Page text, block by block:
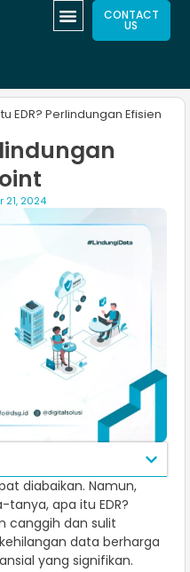
CONTACT
US
EDR? Perlindungan Efisien
21, 2024
diabaikan. Namun,
apa itu EDR?
canggih dan sulit
data berharga
yang signifikan.